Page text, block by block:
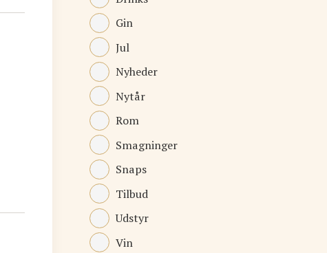
Gin
Jul
Nyheder
Nytår
Rom
Smagninger
Snaps
Tilbud
Udstyr
Vin